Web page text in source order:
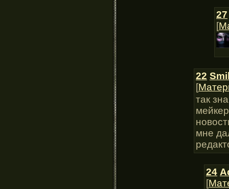
27
[
22
[
так
мне
24
[